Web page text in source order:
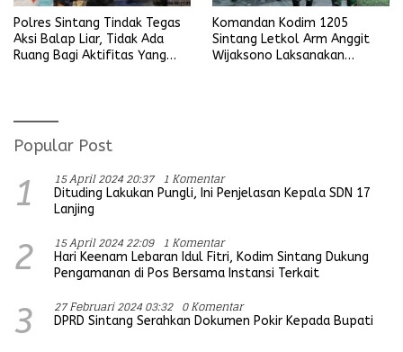
Polres Sintang Tindak Tegas
Aksi Balap Liar, Tidak Ada
Ruang Bagi Aktifitas Yang
Komandan Kodim 1205
Sintang Letkol Arm Anggit
Wijaksono Laksanakan
Popular Post
1 15 April 2024 20:37 1 Komentar
Dituding Lakukan Pungli, Ini Penjelasan Kepala SDN 17
Lanjing
2 15 April 2024 22:09 1 Komentar
Hari Keenam Lebaran Idul Fitri, Kodim Sintang Dukung
Pengamanan di Pos Bersama Instansi Terkait
3 27 Februari 2024 03:32 0 Komentar
DPRD Sintang Serahkan Dokumen Pokir Kepada Bupati